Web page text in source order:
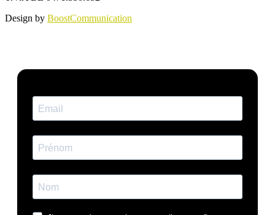
Design by BoostCommunication